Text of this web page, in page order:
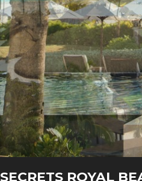
SECRETS ROYAL